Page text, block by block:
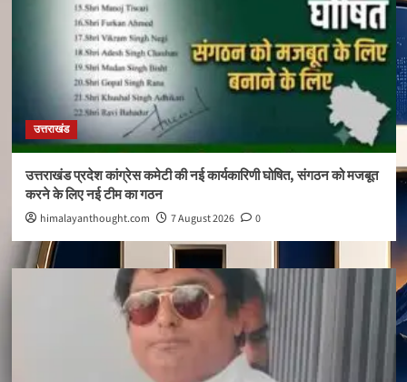
उत्तराखंड
उत्तराखंड प्रदेश कांग्रेस कमेटी की नई कार्यकारिणी घोषित, संगठन को मजबूत
करने के लिए नई टीम का गठन
himalayanthought.com 7 August 2026 0